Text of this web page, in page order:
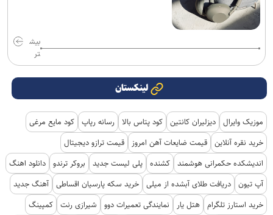
بیش
تر
لینکستان
موزیک وایرال دیزلیران کانتین کود پتاس بالا رسانه رپاپ کود مایع مرغی
خرید نقره آنلاین قیمت ضایعات آهن امروز
قیمت ترازو دیجیتال
اندیشکده حکمرانی هوشمند کشنده پلی لیست جدید بروکر ترندو دانلود اهنگ
آپ تیون دریافت طلای آبشده از میلی خرید سکه پارسیان اقساطی آهنگ جدید
خرید استارز تلگرام هتل یار نمایندگی تعمیرات دوو شیرازی رنت کمپینگ